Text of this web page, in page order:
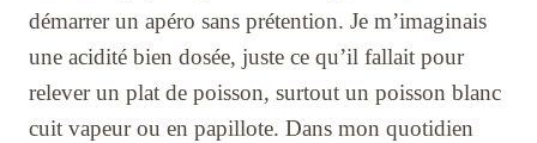
démarrer un apéro sans prétention. Je m’imaginais
une acidité bien dosée, juste ce qu’il fallait pour
relever un plat de poisson, surtout un poisson blanc
cuit vapeur ou en papillote. Dans mon quotidien